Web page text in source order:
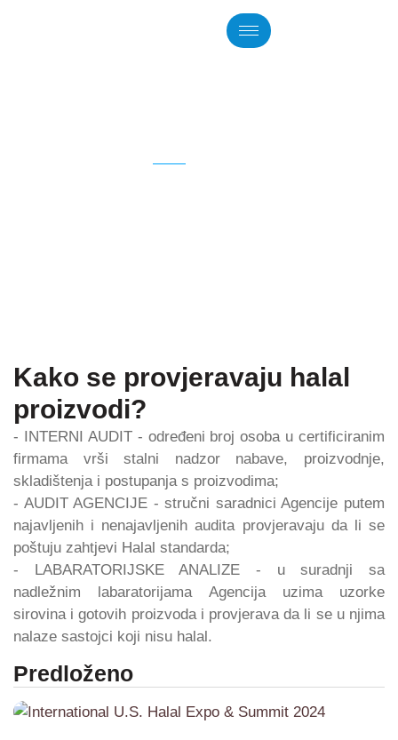
Kako se provjeravaju halal
proizvodi?
- INTERNI AUDIT - određeni broj osoba u certificiranim
firmama vrši stalni nadzor nabave, proizvodnje,
skladištenja i postupanja s proizvodima;
- AUDIT AGENCIJE - stručni saradnici Agencije putem
najavljenih i nenajavljenih audita provjeravaju da li se
poštuju zahtjevi Halal standarda;
- LABARATORIJSKE ANALIZE - u suradnji sa
nadležnim labaratorijama Agencija uzima uzorke
sirovina i gotovih proizvoda i provjerava da li se u njima
nalaze sastojci koji nisu halal.
Predloženo